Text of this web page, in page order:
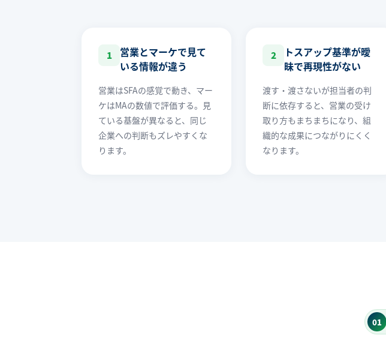
1
営業とマーケで見て
いる情報が違う
営業はSFAの感覚で動き、マー
ケはMAの数値で評価する。見
ている基盤が異なると、同じ
企業への判断もズレやすくな
ります。
2
トスアップ基準が曖
昧で再現性がない
渡す・渡さないが担当者の判
断に依存すると、営業の受け
取り方もまちまちになり、組
織的な成果につながりにくく
なります。
01